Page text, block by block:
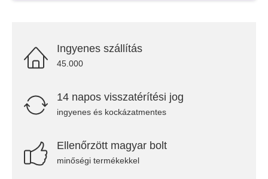
Ingyenes szállítás
45.000
14 napos visszatérítési jog
ingyenes és kockázatmentes
Ellenőrzött magyar bolt
minőségi termékekkel